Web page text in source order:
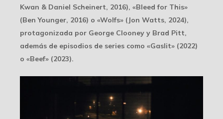
Kwan & Daniel Scheinert, 2016), «Bleed for This»
(Ben Younger, 2016) o «Wolfs» (Jon Watts, 2024),
protagonizada por George Clooney y Brad Pitt,
además de episodios de series como «Gaslit» (2022)
o «Beef» (2023).